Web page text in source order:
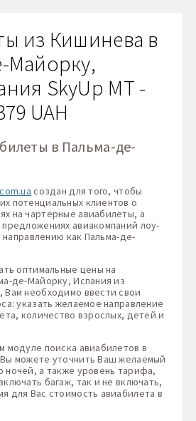
из Кишинева в
Майорку,
SkyUp MT -
UAH
в Пальма-де-
создан для того, чтобы
потенциальных клиентов о
на чартерные авиабилеты, а
авиакомпаний лоу-
направлению как Пальма-де-
оптимальные цены на
де-Майорку, Испания из
необходимо ввести свои
указать желаемое направление
количество взрослых, детей и
модуле поиска авиабилетов в
можете уточнить Ваш желаемый
а также уровень тарифа,
багаж, так и не включать,
для Вас стоимость авиабилета в